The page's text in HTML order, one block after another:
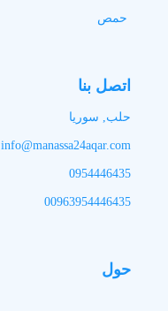
حمص
اتصل بنا
حلب, سوريا
info@manassa24aqar.com
0954446435
00963954446435
حول